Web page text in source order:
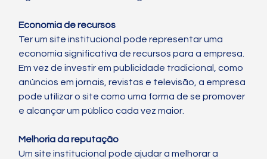
Economia de recursos
Ter um site institucional pode representar uma
economia significativa de recursos para a empresa.
Em vez de investir em publicidade tradicional, como
anúncios em jornais, revistas e televisão, a empresa
pode utilizar o site como uma forma de se promover
e alcançar um público cada vez maior.
Melhoria da reputação
Um site institucional pode ajudar a melhorar a